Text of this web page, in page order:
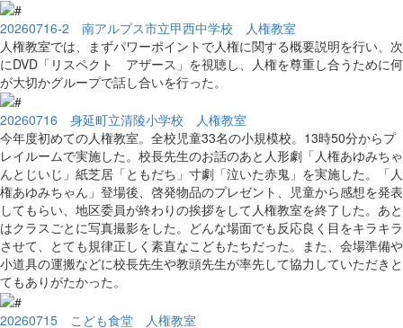
20260716-2 南アルプス市立甲西中学校 人権教室
人権教室では、まずパワーポイントで人権に関する概要説明を行い、次
にDVD「リスペクト アザース」を視聴し、人権を尊重し合うために何
が大切かグループで話し合いを行った。
20260716 身延町立清陵小学校 人権教室
今年度初めての人権教室。全校児童33名の小規模校。13時50分からプ
レイルームで実施した。校長先生のお話のあと人形劇「人権あゆみちゃ
んとじいじ」紙芝居「ともだち」寸劇「泣いた赤鬼」を実施した。「人
権あゆみちゃん」登場後、啓発物品のプレゼント、児童から感想を発表
してもらい、地区委員が終わりの挨拶をして人権教室を終了した。あと
はクラスごとに写真撮影をした。どんな場面でも反応良く目をキラキラ
させて、とても規律正しく素直なこどもたちだった。また、会場準備や
小道具の運搬などに校長先生や教頭先生が率先して協力していただきと
てもありがたかった。
20260715 こども食堂 人権教室